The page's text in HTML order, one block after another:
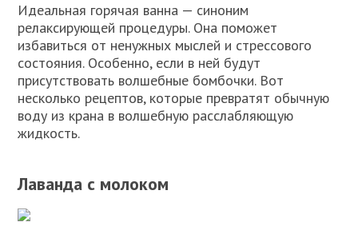
Идеальная горячая ванна — синоним
релаксирующей процедуры. Она поможет
избавиться от ненужных мыслей и стрессового
состояния. Особенно, если в ней будут
присутствовать волшебные бомбочки. Вот
несколько рецептов, которые превратят обычную
воду из крана в волшебную расслабляющую
жидкость.
Лаванда с молоком